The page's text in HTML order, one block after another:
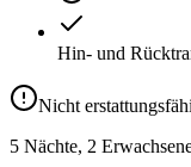
Hin- und
Nicht
5 Nächte, 2